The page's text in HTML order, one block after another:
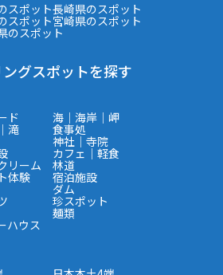
スポット長崎県のスポット
スポット宮崎県のスポット
のスポット
グスポットを探す
ド 海｜海岸｜岬
滝 食事処
神社｜寺院
カフェ｜軽食
リーム 林道
体験 宿泊施設
ダム
珍スポット
麺類
ハウス